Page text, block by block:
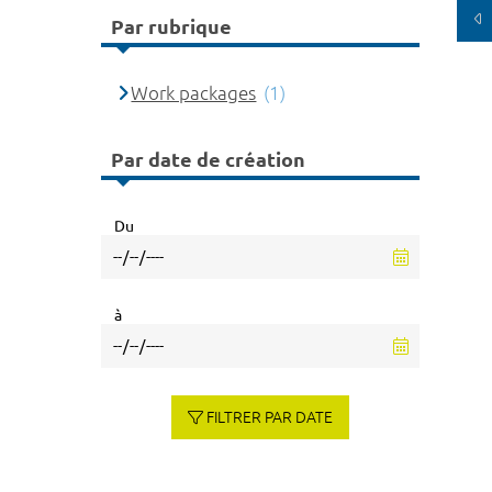
Par rubrique
Work packages (1)
Par date de création
Du
à
FILTRER PAR DATE